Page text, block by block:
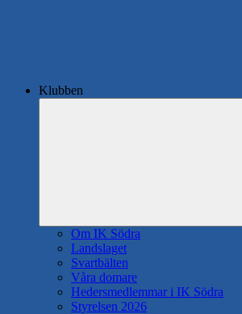
Klubben
Om IK Södra
Landslaget
Svartbälten
Våra domare
Hedersmedlemmar i IK Södra
Styrelsen 2026